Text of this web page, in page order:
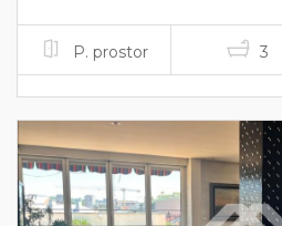
P. prostor 3